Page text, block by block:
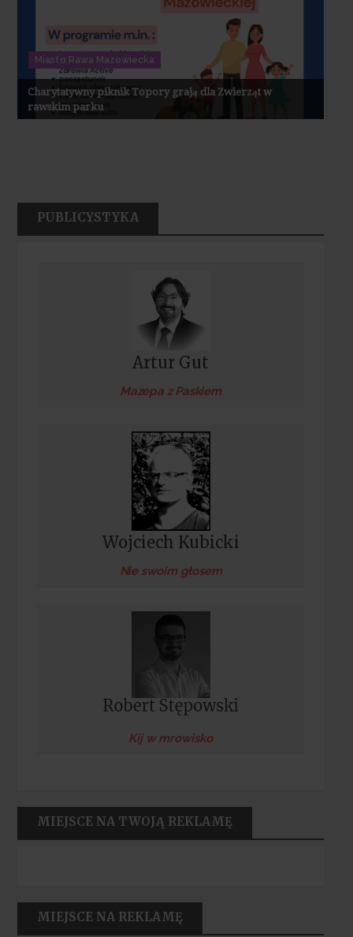
Miasto Rawa Mazowiecka
Charytatywny piknik Topory grają dla Zwierząt w
rawskim parku
PUBLICYSTYKA
Artur Gut
Mazepa z Paskiem
Wojciech Kubicki
Nie swoim głosem
Kij w mrowisko
MIEJSCE NA TWOJĄ REKLAMĘ
MIEJSCE NA REKLAMĘ